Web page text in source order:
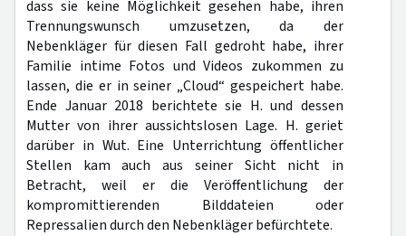
dass sie keine Möglichkeit gesehen habe, ihren
Trennungswunsch umzusetzen, da der
Nebenkläger für diesen Fall gedroht habe, ihrer
Familie intime Fotos und Videos zukommen zu
lassen, die er in seiner „Cloud“ gespeichert habe.
Ende Januar 2018 berichtete sie H. und dessen
Mutter von ihrer aussichtslosen Lage. H. geriet
darüber in Wut. Eine Unterrichtung öffentlicher
Stellen kam auch aus seiner Sicht nicht in
Betracht, weil er die Veröffentlichung der
kompromittierenden Bilddateien oder
Repressalien durch den Nebenkläger befürchtete.